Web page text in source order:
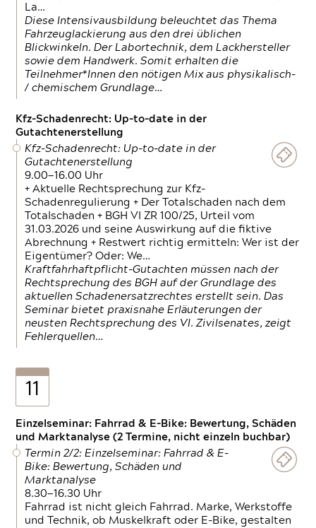
La…
Diese Intensivausbildung beleuchtet das Thema
Fahrzeuglackierung aus den drei üblichen
Blickwinkeln. Der Labortechnik, dem Lackhersteller
sowie dem Handwerk. Somit erhalten die
Teilnehmer*Innen den nötigen Mix aus physikalisch-
/ chemischem Grundlage…
Kfz-Schadenrecht: Up-to-date in der
Gutachtenerstellung
Kfz-Schadenrecht: Up-to-date in der
Gutachtenerstellung
9.00—16.00 Uhr
+ Aktuelle Rechtsprechung zur Kfz-
Schadenregulierung + Der Totalschaden nach dem
Totalschaden + BGH VI ZR 100/25, Urteil vom
31.03.2026 und seine Auswirkung auf die fiktive
Abrechnung + Restwert richtig ermitteln: Wer ist der
Eigentümer? Oder: We…
Kraftfahrhaftpflicht-Gutachten müssen nach der
Rechtsprechung des BGH auf der Grundlage des
aktuellen Schadenersatzrechtes erstellt sein. Das
Seminar bietet praxisnahe Erläuterungen der
neusten Rechtsprechung des VI. Zivilsenates, zeigt
Fehlerquellen…
11
Einzelseminar: Fahrrad & E-Bike: Bewertung, Schäden
und Marktanalyse (2 Termine, nicht einzeln buchbar)
Termin 2/2: Einzelseminar: Fahrrad & E-
Bike: Bewertung, Schäden und
Marktanalyse
8.30—16.30 Uhr
Fahrrad ist nicht gleich Fahrrad. Marke, Werkstoffe
und Technik, ob Muskelkraft oder E-Bike, gestalten